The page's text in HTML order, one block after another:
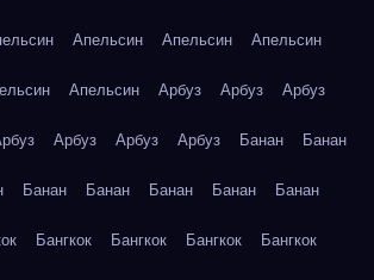
Апельсин Апельсин Апельсин
Апельсин Арбуз Арбуз Арбуз
Арбуз Арбуз Арбуз Банан Банан
Банан Банан Банан Банан Банан
Бангкок Бангкок Бангкок Бангкок